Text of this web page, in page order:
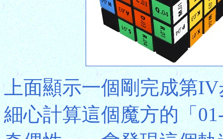
上面顯示一個剛完成第
細心計算這個魔方的「